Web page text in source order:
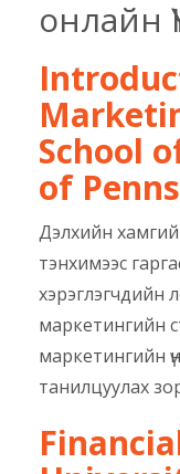
онлайн
School
of
Дэлхийн
тэнхимээс
хэрэглэгчдийн
маркетингийн
маркетингийн
танилцуулах